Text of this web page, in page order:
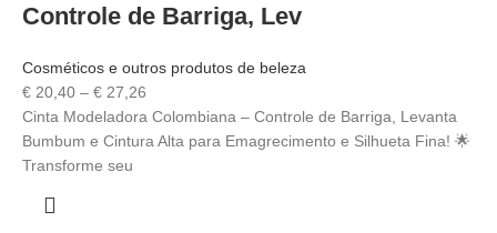
Controle de Barriga, Lev
Cosméticos e outros produtos de beleza
€ 20,40 – € 27,26
Cinta Modeladora Colombiana – Controle de Barriga, Levanta
Bumbum e Cintura Alta para Emagrecimento e Silhueta Fina! 🌟
Transforme seu